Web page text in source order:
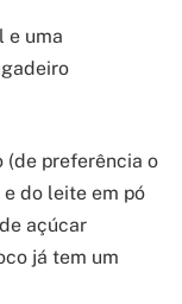
e uma
(de preferência o
do leite em pó
açúcar
já tem um